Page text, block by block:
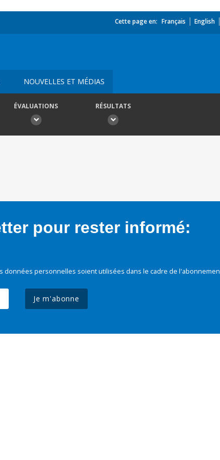
Cette page en: Français English
NOUVELLES ET MÉDIAS
ÉVALUATIONS RÉSULTATS
pour rester informé:
données personnelles soient utilisées dans le cadre de
Je m'abonne